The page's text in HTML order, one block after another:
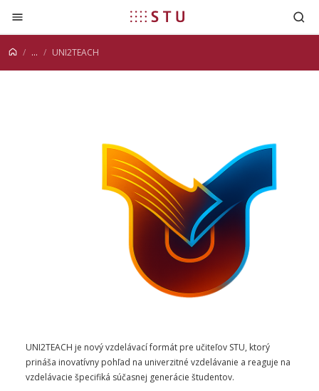
Prejsť na obsah
... UNI2TEACH
UNI2TEACH je nový vzdelávací formát pre učiteľov STU, ktorý
prináša inovatívny pohľad na univerzitné vzdelávanie a reaguje na
vzdelávacie špecifiká súčasnej generácie študentov.